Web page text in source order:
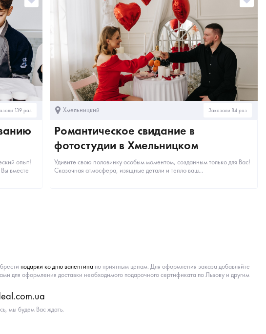
139 раз
опыт!
вместе
Хмельницкий Заказали 84 раз
Романтическое свидание в
фотостудии в Хмельницком
Удивите свою половинку особым моментом, созданным только для Вас!
Сказочная атмосфера, изящные детали и тепло ваш...
подарки ко дню валентина по приятным ценам. Для оформления заказа добавляйте
для оформления доставки необходимого подарочного сертификата по Львову и другим
мы будем Вас ждать.